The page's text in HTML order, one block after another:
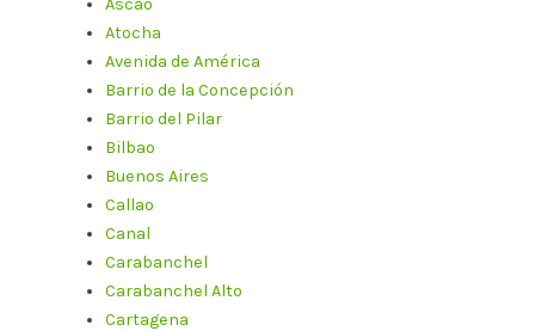
Atocha
Avenida de América
Barrio de la Concepción
Barrio del Pilar
Bilbao
Buenos Aires
Callao
Canal
Carabanchel
Carabanchel Alto
Cartagena